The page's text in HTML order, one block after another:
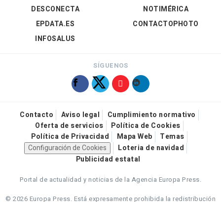
DESCONECTA
EPDATA.ES
INFOSALUS
NOTIMÉRICA
CONTACTOPHOTO
SÍGUENOS
Contacto Aviso legal
Cumplimiento normativo
Oferta de servicios
Política de Cookies
Política de Privacidad
Mapa Web
Temas
Configuración de Cookies
Loteria de navidad
Publicidad estatal
Portal de actualidad y noticias de la Agencia Europa Press.
© 2026 Europa Press. Está expresamente prohibida la redistribución